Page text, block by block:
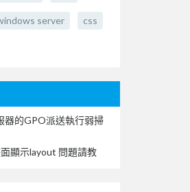
server css
器的GPO派送執行弱掃
顯示layout 問題請教